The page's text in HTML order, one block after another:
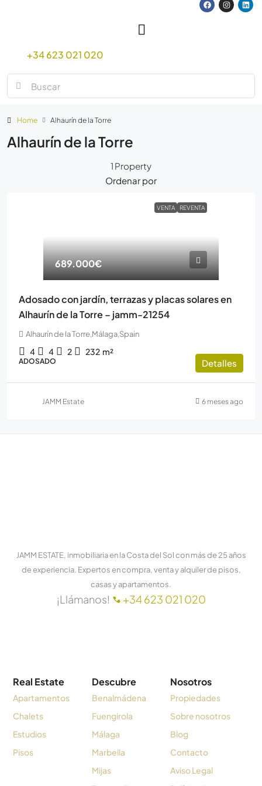
+34 623 021 020
Home Alhaurín de la Torre
Alhaurín de la Torre
1 Property
Ordenar por
VENTA REVENTA
689.000€
Adosado con jardín, terrazas y placas solares en
Alhaurín de la Torre – jamm-21254
Alhaurín de la Torre,Málaga,Spain
4 4 2 232 m²
ADOSADO Detalles
JAMM Estate 6 meses ago
JAMM ESTATE, inmobiliaria en la Costa del Sol con más de 25 años
de experiencia. Expertos en compra, venta y alquiler de pisos,
casas y apartamentos.
¡Llámanos! +34 623 021 020
Real Estate
Apartamentos
Chalets
Estudios
Pisos
Descubre
Benalmádena
Fuengirola
Málaga
Marbella
Mijas
Nosotros
Propiedades
Sobre nosotros
Blog
Contacto
Aviso Legal